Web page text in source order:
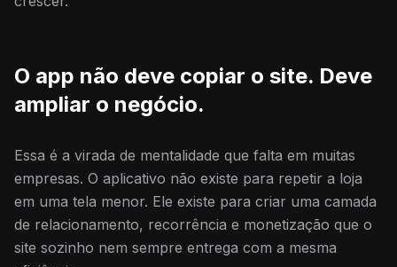
O app não deve copiar o site. Deve
ampliar o negócio.
Essa é a virada de mentalidade que falta em muitas
empresas. O aplicativo não existe para repetir a loja
em uma tela menor. Ele existe para criar uma camada
de relacionamento, recorrência e monetização que o
site sozinho nem sempre entrega com a mesma